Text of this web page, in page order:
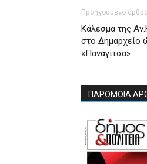
Προηγούμενο
Κάλεσμα της
στο Δημαρχείο
«Παναγιτσα»
ΠΑΡΟΜΟΙΑ